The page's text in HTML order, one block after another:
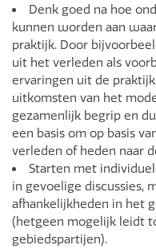
Denk goed na hoe
kunnen worden aan
praktijk. Door
uit het verleden als
ervaringen uit de
uitkomsten van het
gezamenlijk begrip en
een basis om op basis
verleden of heden naar
Starten met
in gevoelige discussies,
afhankelijkheden in het
(hetgeen mogelijk leidt
gebiedspartijen).